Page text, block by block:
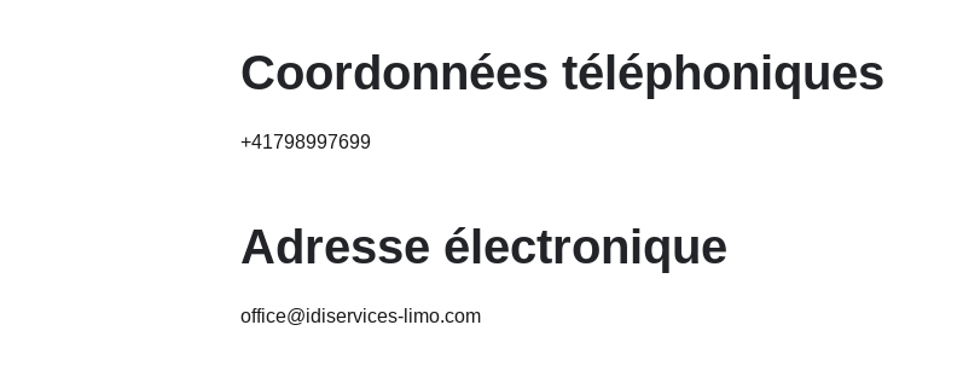
Coordonnées téléphoniques
+41798997699
Adresse électronique
office@idiservices-limo.com